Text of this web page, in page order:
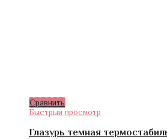
Сравнить
Быстрый просмотр
Глазурь темная